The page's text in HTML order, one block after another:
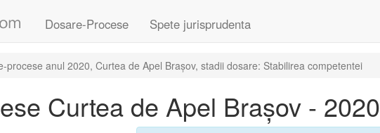
Dosare-Procese Spete jurisprudenta
procese anul 2020, Curtea de Apel Brașov, stadii dosare: Stabilirea competentei
Curtea de Apel Brașov - 2020